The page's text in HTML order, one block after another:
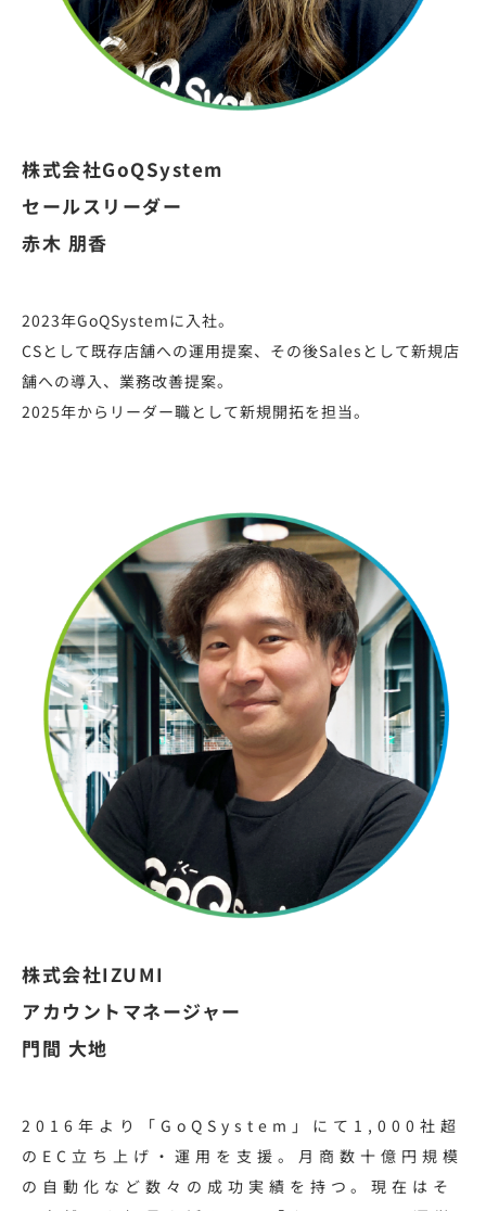
株式会社GoQSystem
セールスリーダー
赤木 朋香
2023年GoQSystemに入社。
CSとして既存店舗への運用提案、その後Salesとして新規店
舗への導入、業務改善提案。
2025年からリーダー職として新規開拓を担当。
株式会社IZUMI
アカウントマネージャー
門間 大地
2016年より「GoQSystem」にて1,000社超
のEC立ち上げ・運用を支援。月商数十億円規模
の自動化など数々の成功実績を持つ。現在はそ